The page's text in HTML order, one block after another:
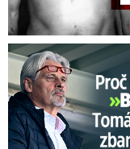
Proč Skuhravý